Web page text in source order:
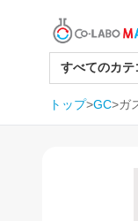
すべてのカテ
トップ>GC>ガ